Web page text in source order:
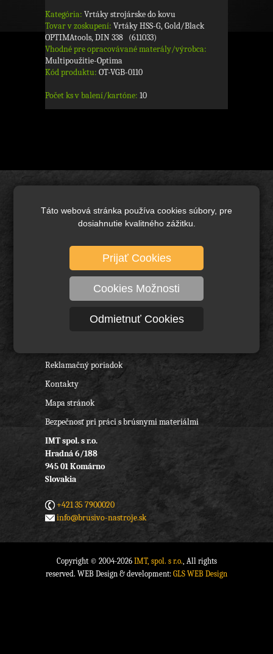
Táto webová stránka používa cookies súbory, pre
dosiahnutie kvalitného zážitku.
Prijať Cookies
Cookies Možnosti
Odmietnuť Cookies
Kategória: Vrtáky strojárske do kovu
Tovar v zoskupení: Vrtáky HSS-G, Gold/Black
OPTIMAtools, DIN 338 (611033)
Vhodné pre opracovávané materály/výrobca:
Multipoužitie-Optima
Kód produktu: OT-VGB-0110
Počet ks v balení/kartóne: 10
Brusivo základné
Diamantové brusivo
Technické kefy a pílové kotúče
Rezné nástroje, vrtáky a frézy
Reklamačný poriadok
Kontakty
Mapa stránok
Bezpečnosť pri práci s brúsnymi materiálmi
IMT spol. s r.o.
Hradná 6/188
945 01 Komárno
Slovakia
+421 35 7900020
info@brusivo-nastroje.sk
Copyright © 2004-2026 IMT, spol. s r.o., All rights
reserved. WEB Design & development: GLS WEB Design